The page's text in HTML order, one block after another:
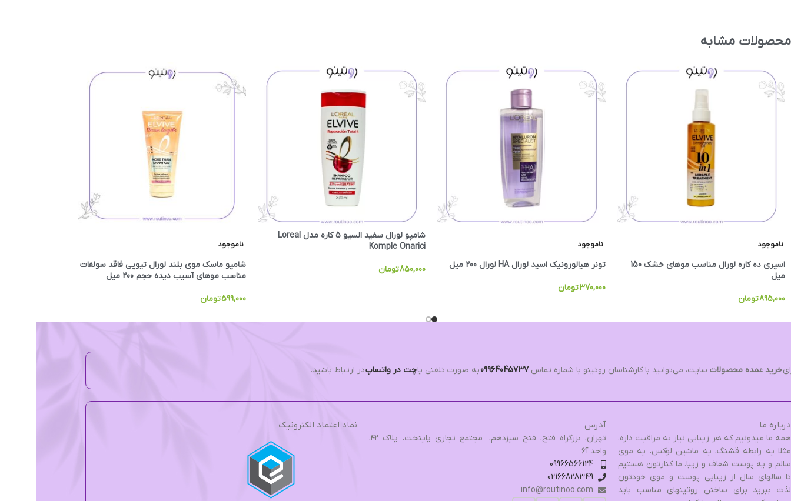
محصولات مشابه
ناموجود
اسپری ده کاره لورال مناسب موهای خشک 150
میل
895,000تومان
ناموجود
تونر هیالورونیک اسید لورال HA لورال 200 میل
370,000تومان
شامپو لورال سفید السیو 5 کاره مدل Loreal
Komple Onarici
850,000تومان
ناموجود
شامپو ماسک موی بلند لورال تیوپی فاقد سولفات
مناسب موهای آسیب دیده حجم 200 میل
599,000تومان
خرید عمده محصولات سایت، می‌توانید با کارشناسان روتینو با شماره تماس09964045737به صورت تلفنی یاچت در واتساپدر ارتباط باشید.
درباره ما
همه ما میدونیم که هر زیبایی نیاز به مراقبت داره.
مثلا یه رابطه قشنگ، یه ماشین لوکس، یه موی
سالم و یه پوست شفاف و زیبا. ما کنارتون هستیم
تا سالهای سال از زیبایی پوست و موی خودتون
لذت ببرید برای ساختن روتینهای مناسب باید
آدرس
تهران، بزرگراه فتح، فتح سیزدهم، مجتمع تجاري پایتخت، پلاک ۴۲،
واحد آ۶
09966566124
02166828349
info@routinoo.com
نماد اعتماد الکترونیک